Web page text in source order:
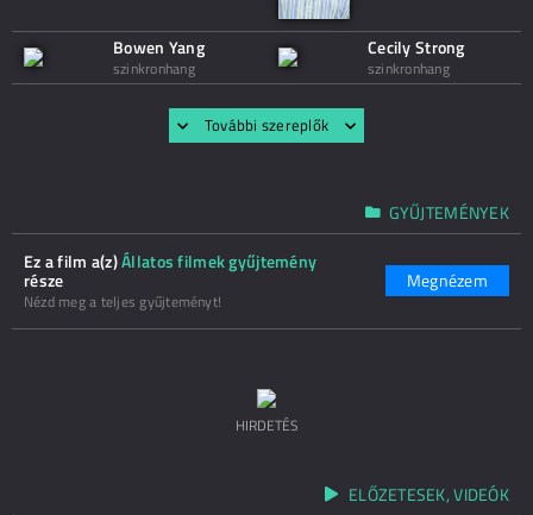
Bowen Yang
szinkronhang
Cecily Strong
szinkronhang
További szereplők
GYŰJTEMÉNYEK
Ez a film a(z)Állatos filmek gyűjtemény
része
Nézd meg a teljes gyűjteményt!
Megnézem
HIRDETÉS
ELŐZETESEK, VIDEÓK